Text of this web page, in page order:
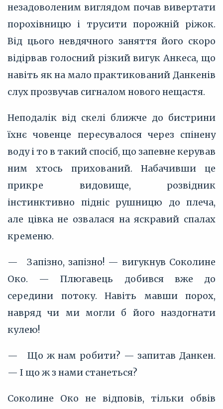
незадоволеним виглядом почав вивертати
порохівницю і трусити порожній ріжок.
Від цього невдячного заняття його скоро
відірвав голосний різкий вигук Анкеса, що
навіть як на мало практикований Данкенів
слух прозвучав сигналом нового нещастя.
Неподалік від скелі ближче до бистрини
їхнє човенце пересувалося через спінену
воду і то в такий спосіб, що запевне керував
ним хтось прихований. Набачивши це
прикре видовище, розвідник
інстинктивно підніс рушницю до плеча,
але цівка не озвалася на яскравий спалах
кременю.
— Запізно, запізно! — вигукнув Соколине
Око. — Плюгавець добився вже до
середини потоку. Навіть мавши порох,
навряд чи ми могли б його наздогнати
кулею!
— Що ж нам робити? — запитав Данкен.
— І що ж з нами станеться?
Соколине Око не відповів, тільки обвів